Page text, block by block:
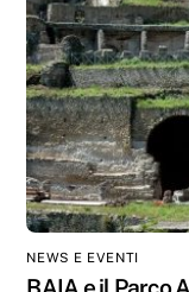
NEWS E EVENTI